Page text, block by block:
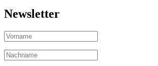
Newsletter